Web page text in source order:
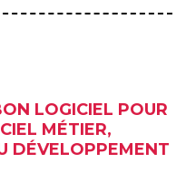
LOGICIEL POUR
MÉTIER,
DÉVELOPPEMENT